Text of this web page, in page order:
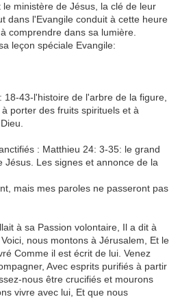
le ministère de Jésus la clé de leur
dans l'Evangile conduit à cette heure
à comprendre dans sa lumière
leçon spéciale Evangile:
: 18-43-l'histoire de l'arbre de la figure
à porter des fruits spirituels et à
: Matthieu 24: 3-35: le grand
Jésus Les signes et annonce de la
mais mes paroles ne passeront pas
à sa Passion volontaire Il a dit à
Voici, nous montons à Jérusalem Et le
Comme il est écrit de lui Venez
, Avec esprits purifiés à partir
nous être crucifiés et mourons
vivre avec lui Et que nous